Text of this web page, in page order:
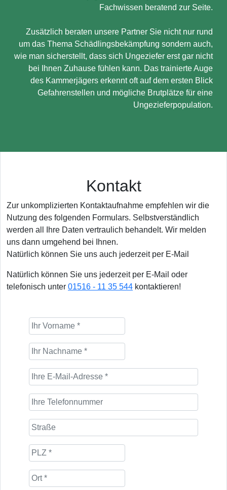
Fachwissen beratend zur Seite.
Zusätzlich beraten unsere Partner Sie nicht nur rund
um das Thema Schädlingsbekämpfung sondern auch,
wie man sicherstellt, dass sich Ungeziefer erst gar nicht
bei Ihnen Zuhause fühlen kann. Das trainierte Auge
des Kammerjägers erkennt oft auf dem ersten Blick
Gefahrenstellen und mögliche Brutplätze für eine
Ungezieferpopulation.
Kontakt
Zur unkomplizierten Kontaktaufnahme empfehlen wir die
Nutzung des folgenden Formulars. Selbstverständlich
werden all Ihre Daten vertraulich behandelt. Wir melden
uns dann umgehend bei Ihnen.
Natürlich können Sie uns auch jederzeit per E-Mail
Natürlich können Sie uns jederzeit per E-Mail oder
telefonisch unter 01516 - 11 35 544 kontaktieren!